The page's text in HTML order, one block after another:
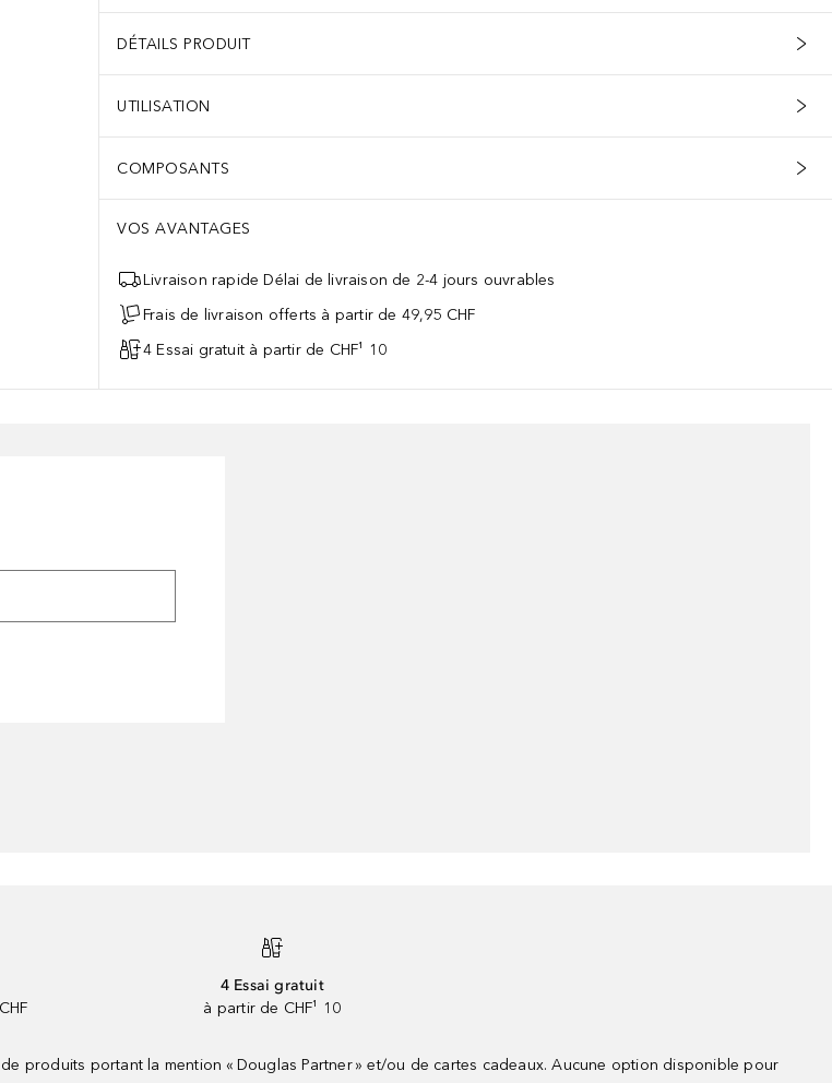
DÉTAILS PRODUIT
UTILISATION
COMPOSANTS
VOS AVANTAGES
Livraison rapide Délai de livraison de 2-4 jours ouvrables
Frais de livraison offerts à partir de 49,95 CHF
4 Essai gratuit à partir de CHF¹ 10
4 Essai gratuit
à partir de CHF¹ 10
produits portant la mention « Douglas Partner » et/ou de cartes cadeaux. Aucune option disponible pour